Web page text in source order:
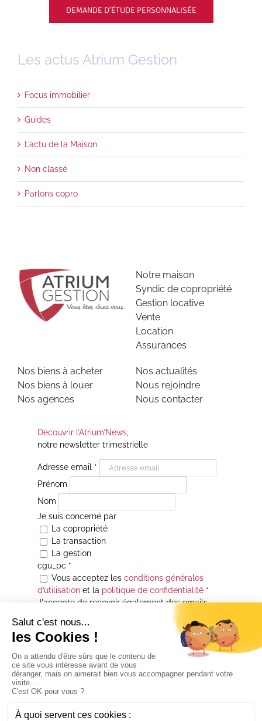
DEMANDE D’ÉTUDE PERSONNALISÉE
Les actus Atrium Gestion
Focus immobilier
Guides
L’actu de la Maison
Non classé
Parlons copro
Notre maison
Syndic de copropriété
Gestion locative
Vente
Location
Assurances
Nos biens à acheter
Nos biens à louer
Nos agences
Nos actualités
Nous rejoindre
Nous contacter
Découvrir l’Atrium’News,
notre newsletter trimestrielle
Adresse email *
Prénom
Nom
Je suis concerné par
La copropriété
La transaction
La gestion
cgu_pc *
Vous acceptez les conditions générales
d’utilisationet la politique de confidentialité*
J'accepte de recevoir également des emails
Je souhaite être informé(e) de toutes les
actualités immobilières des agences de la
Maison Atrium Gestion. À tout moment, vous
pourrez utiliser le lien de désabonnement
intégré aux courriers électroniques qui vous
seront envoyés.
* Champs obligatoires